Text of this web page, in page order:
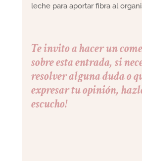
leche para aportar fibra al
Te invito a hacer un
sobre esta entrada, si
resolver alguna duda o
expresar tu opinión,
escucho!